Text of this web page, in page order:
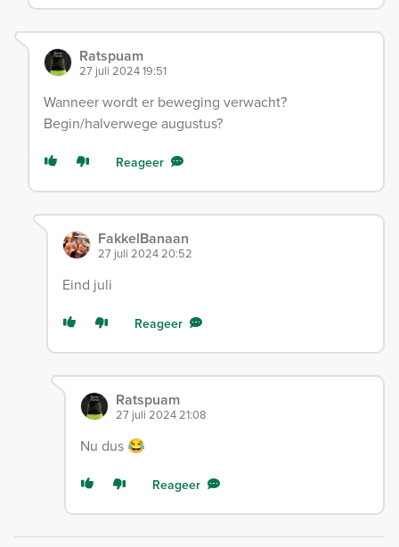
Ratspuam
27 juli 2024 19:51
Wanneer wordt er beweging verwacht?
Begin/halverwege augustus?
Reageer
FakkelBanaan
27 juli 2024 20:52
Eind juli
Reageer
Ratspuam
27 juli 2024 21:08
Nu dus 😂
Reageer